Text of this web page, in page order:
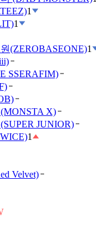
1
1
(ZEROBASEONE)1
SSERAFIM)
X)
JUNIOR)
1
Velvet)